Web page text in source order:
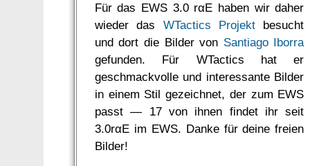
Für das EWS 3.0 rαE haben wir daher
wieder das WTactics Projekt besucht
und dort die Bilder von Santiago Iborra
gefunden. Für WTactics hat er
geschmackvolle und interessante Bilder
in einem Stil gezeichnet, der zum EWS
passt — 17 von ihnen findet ihr seit
3.0rαE im EWS. Danke für deine freien
Bilder!